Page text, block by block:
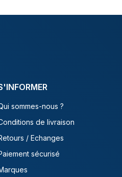
sommes-nous ?
de livraison
/ Echanges
sécurisé